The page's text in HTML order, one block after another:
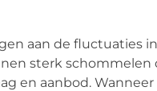
aan de fluctuaties
sterk
en aanbod.